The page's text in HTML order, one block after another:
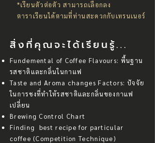
*เรียนตัวต่อตัว สามารถเลือกลง
ตาราเรียนได้ตามที่ท่านสะดวกกับเทรนเนอร์
สิ่งที่คุณจะได้เรียนรู้...
Fundemental of Coffee Flavours: พื้นฐาน
รสชาติและกลิ่นในกาแฟ
Taste and Aroma changes Factors: ปัจจัย
ในการชงที่ทำให้รสชาติและกลิ่นของกาแฟ
เปลี่ยน
Brewing Control Chart
Finding best recipe for particular
coffee (Competition Technique)